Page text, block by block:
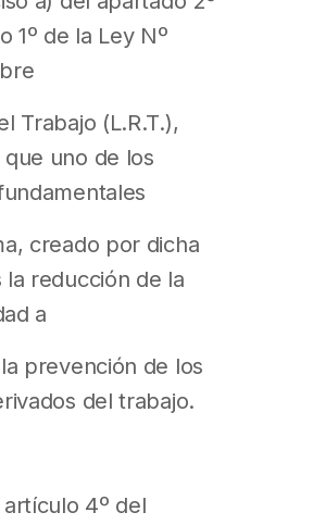
1º de la Ley Nº
Trabajo (L.R.T.),
uno de los
creado por dicha
la reducción de la
a
prevención de los
del trabajo.
4º del